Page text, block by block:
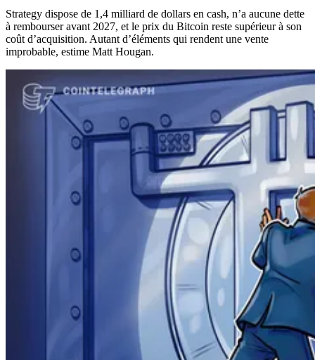
Strategy dispose de 1,4 milliard de dollars en cash, n’a aucune dette
à rembourser avant 2027, et le prix du Bitcoin reste supérieur à son
coût d’acquisition. Autant d’éléments qui rendent une vente
improbable, estime Matt Hougan.